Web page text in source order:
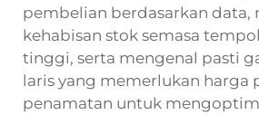
pembelian berdasarkan data,
kehabisan stok semasa
tinggi, serta mengenal pasti
laris yang memerlukan harga
penamatan untuk